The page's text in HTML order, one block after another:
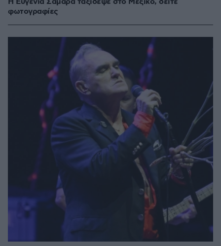
φωτογραφίες